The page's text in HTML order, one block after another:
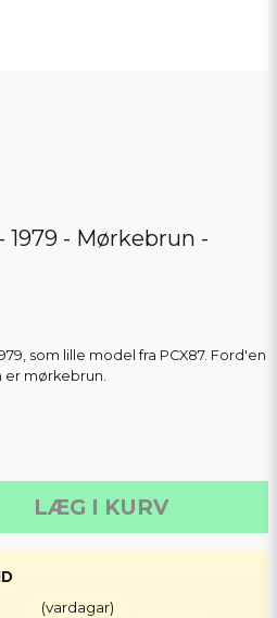
1979 - Mørkebrun -
som lille model fra PCX87. Ford'en
er mørkebrun.
LÆG I KURV
(vardagar)